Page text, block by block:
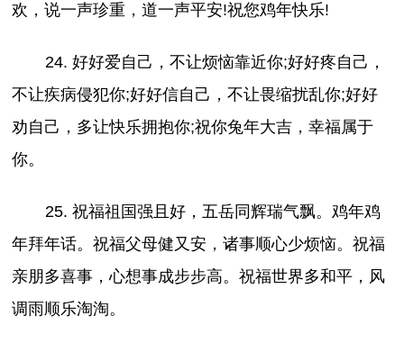
欢，说一声珍重，道一声平安!祝您鸡年快乐!
24. 好好爱自己，不让烦恼靠近你;好好疼自己，
不让疾病侵犯你;好好信自己，不让畏缩扰乱你;好好
劝自己，多让快乐拥抱你;祝你兔年大吉，幸福属于
你。
25. 祝福祖国强且好，五岳同辉瑞气飘。鸡年鸡
年拜年话。祝福父母健又安，诸事顺心少烦恼。祝福
亲朋多喜事，心想事成步步高。祝福世界多和平，风
调雨顺乐淘淘。